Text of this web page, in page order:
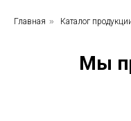
Главная » Каталог
Мы